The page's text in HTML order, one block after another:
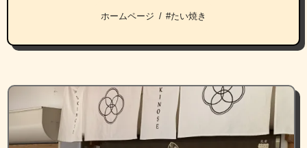
ホームページ #たい焼き